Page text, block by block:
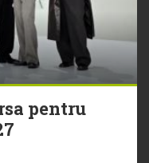
pentru